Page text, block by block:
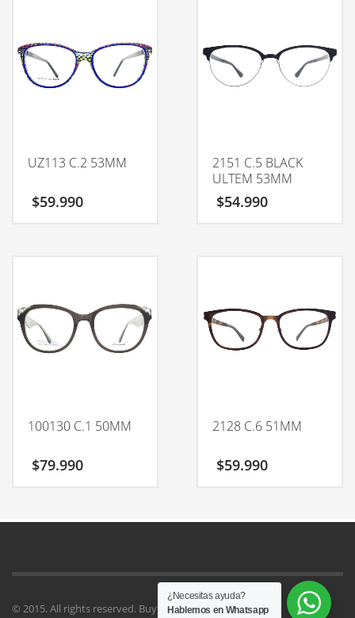
UZ113 C.2 53MM
$59.990
2151 C.5 BLACK
ULTEM 53MM
$54.990
100130 C.1 50MM
$79.990
2128 C.6 51MM
$59.990
© 2015. All rights reserved. Buy Kallyas Theme.
¿Necesitas ayuda?
Hablemos en Whatsapp